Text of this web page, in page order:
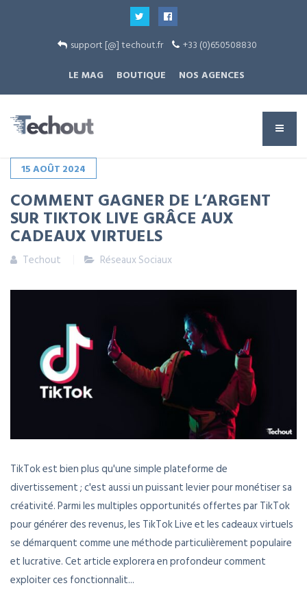
support [@] techout.fr
+33 (0)650508830
LE MAG
BOUTIQUE NOS AGENCES
15AOÛT 2024
COMMENT GAGNER DE L’ARGENT
SUR TIKTOK LIVE GRÂCE AUX
CADEAUX VIRTUELS
Techout Réseaux Sociaux
TikTok est bien plus qu'une simple plateforme de
divertissement ; c'est aussi un puissant levier pour monétiser sa
créativité. Parmi les multiples opportunités offertes par TikTok
pour générer des revenus, les TikTok Live et les cadeaux virtuels
se démarquent comme une méthode particulièrement populaire
et lucrative. Cet article explorera en profondeur comment
exploiter ces fonctionnalit...